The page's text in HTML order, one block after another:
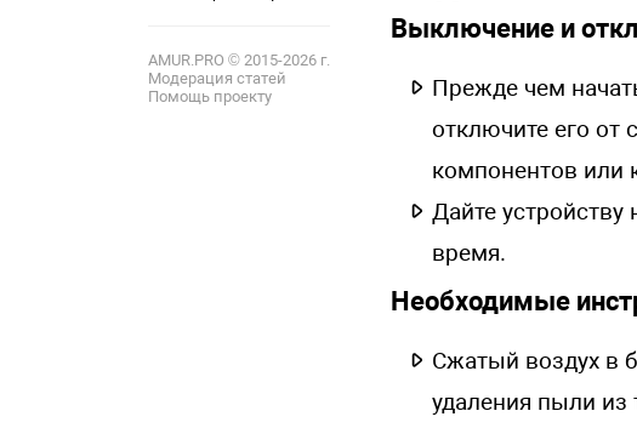
AMUR.PRO © 2015-2026 г.
Модерация статей
Помощь проекту
Выключение и
Прежде чем
отключите его от
компонентов или
Дайте
время.
Необходимые
Сжатый воздух в
удаления пыли из